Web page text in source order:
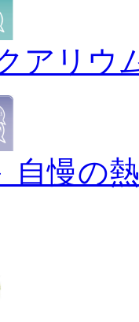
アリウ
自慢の